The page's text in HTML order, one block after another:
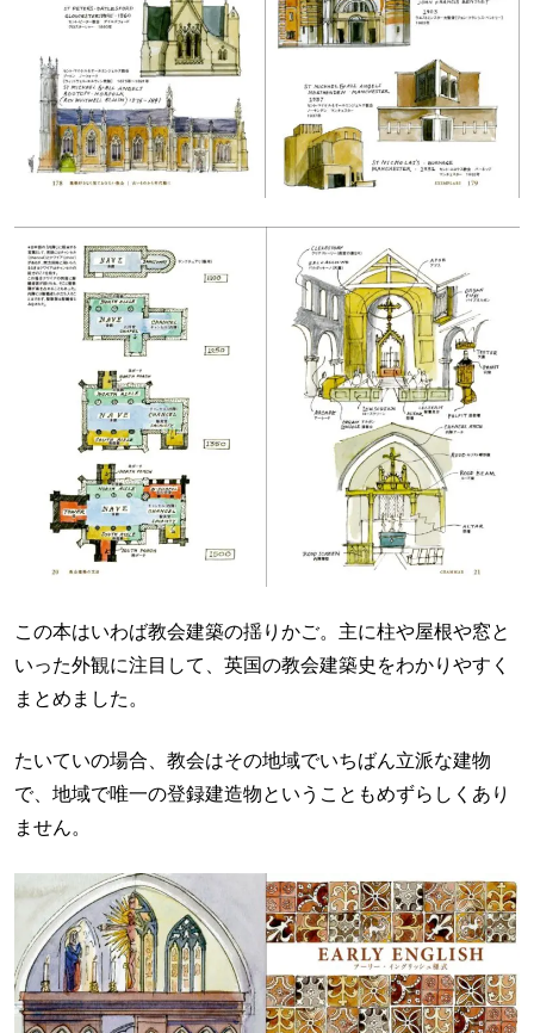
この本はいわば教会建築の揺りかご。主に柱や屋根や窓と
いった外観に注目して、英国の教会建築史をわかりやすく
まとめました。
たいていの場合、教会はその地域でいちばん立派な建物
で、地域で唯一の登録建造物ということもめずらしくあり
ません。